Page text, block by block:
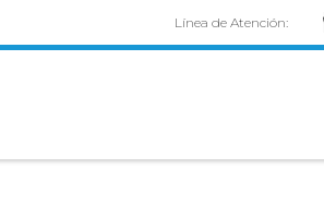
Línea de Atención: